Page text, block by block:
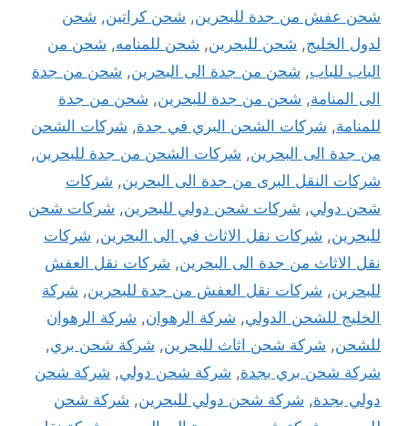
شحن عفش من جدة للبحرين, شحن كراتين, شحن
لدول الخليج, شحن للبحرين, شحن للمنامه, شحن من
الباب للباب, شحن من جدة الى البحرين, شحن من جدة
الى المنامة, شحن من جدة للبحرين, شحن من جدة
للمنامة, شركات الشحن البري في جدة, شركات الشحن
من جدة الى البحرين, شركات الشحن من جدة للبحرين,
شركات النقل البرى من جدة الى البحرين, شركات
شحن دولي, شركات شحن دولي للبحرين, شركات شحن
للبحرين, شركات نقل الاثاث في الى البحرين, شركات
نقل الاثاث من جدة الى البحرين, شركات نقل العفش
للبحرين, شركات نقل العفش من جدة للبحرين, شركة
الخليج للشحن الدولي, شركة الرهوان, شركة الرهوان
للشحن, شركة شحن اثاث للبحرين, شركة شحن بري,
شركة شحن بري بجدة, شركة شحن دولي, شركة شحن
دولي بجدة, شركة شحن دولي للبحرين, شركة شحن